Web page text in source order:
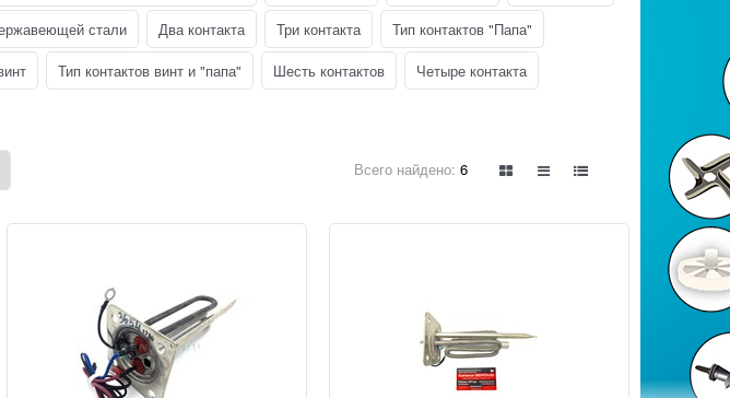
стали Два контакта Три контакта
Тип контактов "Папа"
Тип контактов винт и "папа" Шесть контактов
Четыре контакта
Всего найдено: 6